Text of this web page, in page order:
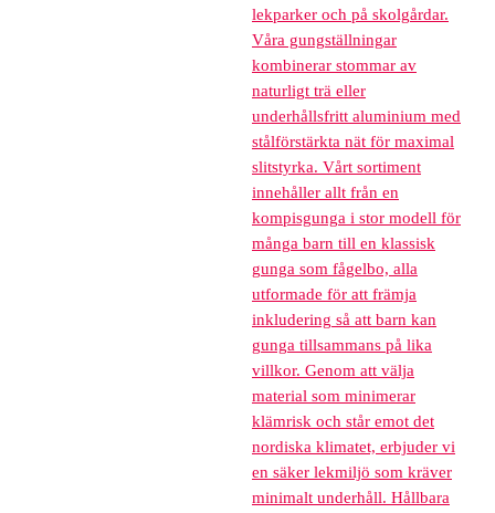
lekparker och på skolgårdar.
Våra gungställningar
kombinerar stommar av
naturligt trä eller
underhållsfritt aluminium med
stålförstärkta nät för maximal
slitstyrka. Vårt sortiment
innehåller allt från en
kompisgunga i stor modell för
många barn till en klassisk
gunga som fågelbo, alla
utformade för att främja
inkludering så att barn kan
gunga tillsammans på lika
villkor. Genom att välja
material som minimerar
klämrisk och står emot det
nordiska klimatet, erbjuder vi
en säker lekmiljö som kräver
minimalt underhåll. Hållbara